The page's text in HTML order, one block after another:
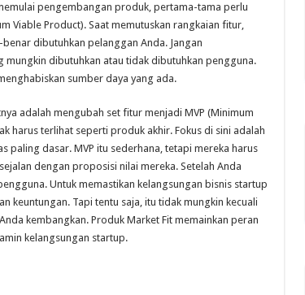
pengembangan produk, pertama-tama perlu
Viable Product). Saat memutuskan rangkaian fitur,
dibutuhkan pelanggan Anda. Jangan
dibutuhkan atau tidak dibutuhkan pengguna.
sumber daya yang ada.
adalah mengubah set fitur menjadi MVP (Minimum
harus terlihat seperti produk akhir. Fokus di sini adalah
dasar. MVP itu sederhana, tetapi mereka harus
dengan proposisi nilai mereka. Setelah Anda
Untuk memastikan kelangsungan bisnis startup
keuntungan. Tapi tentu saja, itu tidak mungkin kecuali
kembangkan. Produk Market Fit memainkan peran
kelangsungan startup.